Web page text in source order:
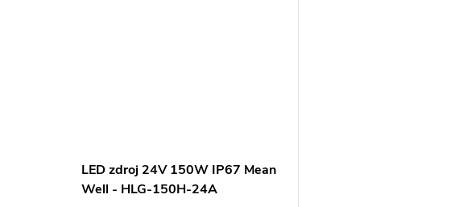
LED zdroj 24V 150W IP67 Mean
Well - HLG-150H-24A